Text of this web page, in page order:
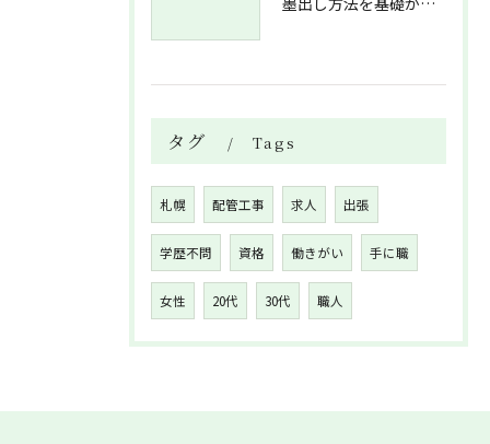
タグ Tags
札幌 配管工事 求人 出張
学歴不問 資格 働きがい 手に職
女性 20代 30代 職人